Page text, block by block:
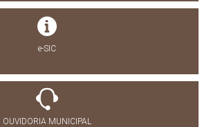
e-SIC
OUVIDORIA MUNICIPAL